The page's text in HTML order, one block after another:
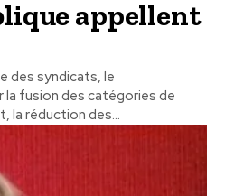
appellent
des syndicats, le
la fusion des catégories de
la réduction des...